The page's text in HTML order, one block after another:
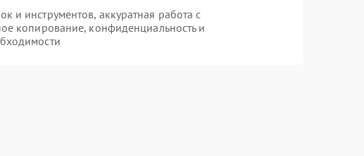
и инструментов, аккуратная работа с
копирование, конфиденциальность и